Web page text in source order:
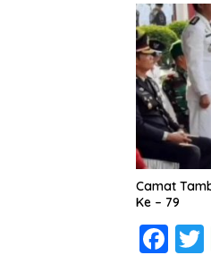
Camat
Ke – 79
F